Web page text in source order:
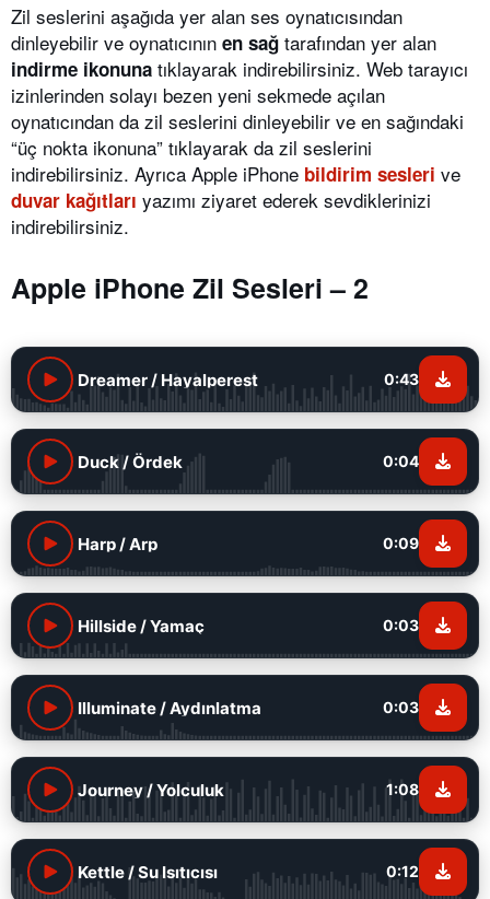
Zil seslerini aşağıda yer alan ses oynatıcısından
dinleyebilir ve oynatıcının en sağ tarafından yer alan
indirme ikonuna tıklayarak indirebilirsiniz. Web tarayıcı
izinlerinden solayı bezen yeni sekmede açılan
oynatıcından da zil seslerini dinleyebilir ve en sağındaki
“üç nokta ikonuna” tıklayarak da zil seslerini
indirebilirsiniz. Ayrıca Apple iPhone bildirim sesleri ve
duvar kağıtları yazımı ziyaret ederek sevdiklerinizi
indirebilirsiniz.
Apple iPhone Zil Sesleri – 2
Dreamer / Hayalperest 0:43
Duck / Ördek 0:04
Harp / Arp 0:09
Hillside / Yamaç 0:03
Illuminate / Aydınlatma 0:03
Journey / Yolculuk 1:08
Kettle / Su Isıtıcısı 0:12